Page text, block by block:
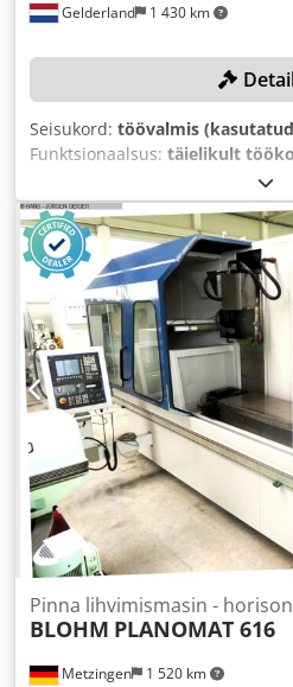
Gelderland 1 430 km
Seisukord: töövalmis
Funktsionaalsus: täielikult
, lihvkivi läbimõõt:
liikumisteekond:900 mm, Y-
Z-telje liikumisteekond:360 mm
3 400 p/min,
Metzingen 1 520 km
Pinna lihvimismasin -
BLOHM PLANOMAT 616